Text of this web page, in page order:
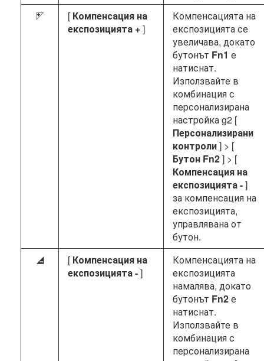
i [ Компенсация на
експозицията +]
Компенсацията на
експозицията се
увеличава, докато
бутонът Fn1 е
натиснат.
Използвайте в
комбинация с
персонализирана
настройка g2 [
Персонализирани
контроли] > [
Бутон Fn2] > [
Компенсация на
експозицията -]
за компенсация на
експозицията,
управлявана от
бутон.
h [ Компенсация на
експозицията -]
Компенсацията на
експозицията
намалява, докато
бутонът Fn2е
натиснат.
Използвайте в
комбинация с
персонализирана